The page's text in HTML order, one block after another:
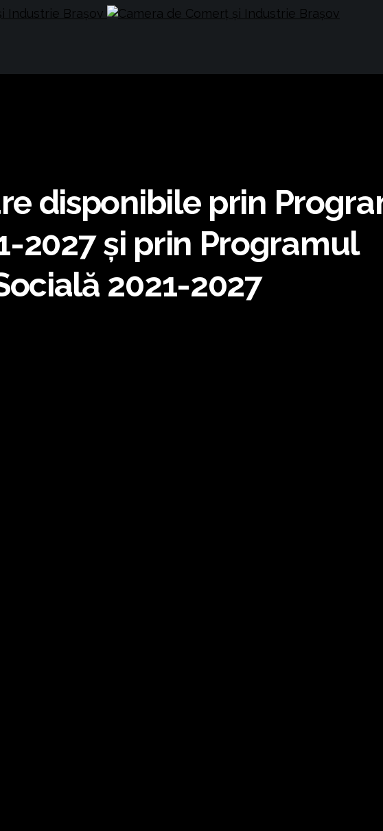
disponibile prin
2027 şi prin Programul
2021-2027